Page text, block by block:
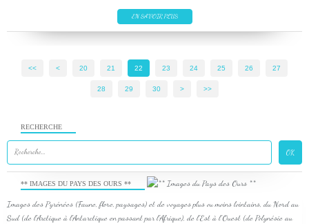
EN SAVOIR PLUS
<< < 10
20 21 22 23 24 25 26 27
28 29 30 40
50
60
70
> >>
RECHERCHE
** IMAGES DU PAYS DES OURS **
Images des Pyrénées (Faune, flore, paysages) et de voyages plus ou moins lointains, du Nord au
Sud (de l'Arctique à l'Antarctique en passant par l'Afrique), de l'Est à l'Ouest (de Polynésie au